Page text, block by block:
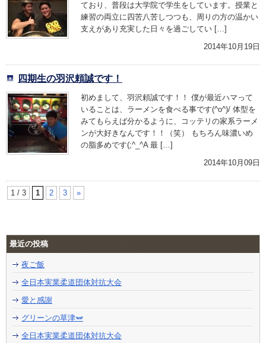
ており、普段は大学院で学生をしています。授業と
練習の両立に四苦八苦しつつも、周りの方の温かい
支えがあり充実した日々を過ごしてい […]
2014年10月19日
四期生の羽沢頼誠です！
初めまして、羽沢頼誠です！！ 僕が最近ハマって
いることは、ラーメンを食べる事です(^o^)/ 体型を
みてもらえば分かるように、コッテリの家系ラーメ
ンが大好きなんです！！（笑） もちろん味濃いめ
の脂多めです(;^_^A 最 […]
2014年10月09日
1 / 3 1 2 3 »
最近の投稿
夜ご飯
全日本実業柔道団体対抗大会
愛と感謝
グリーンの草津🫛
全日本実業柔道団体対抗大会